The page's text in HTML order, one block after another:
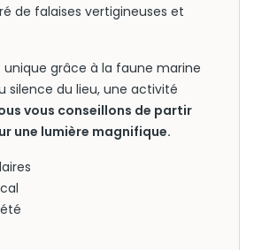
de falaises vertigineuses et
unique grâce à la faune marine
silence du lieu, une activité
vous conseillons de partir
une lumière magnifique.